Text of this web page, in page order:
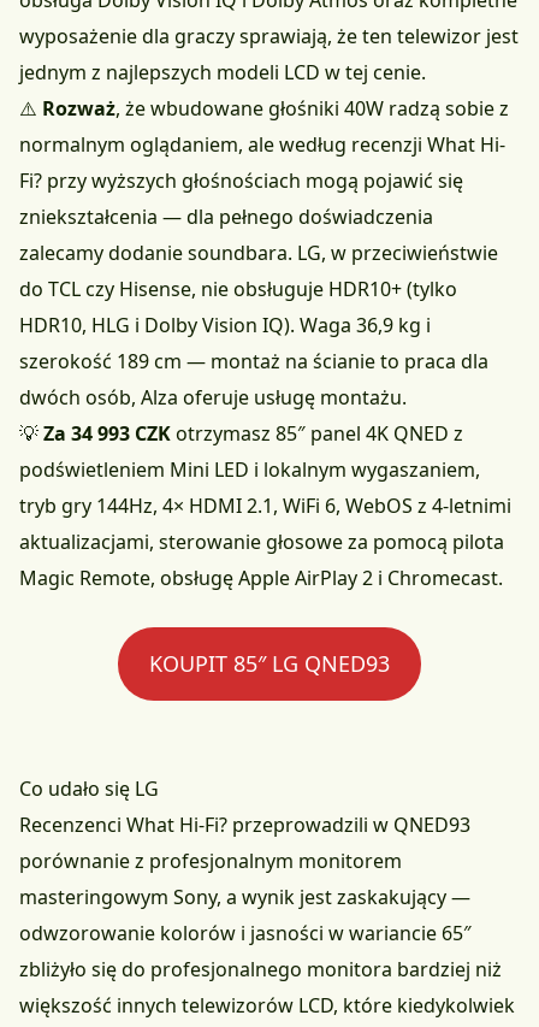
wyposażenie dla graczy sprawiają, że ten telewizor jest
jednym z najlepszych modeli LCD w tej cenie.
⚠️ Rozważ, że wbudowane głośniki 40W radzą sobie z
normalnym oglądaniem, ale według recenzji What Hi-
Fi? przy wyższych głośnościach mogą pojawić się
zniekształcenia — dla pełnego doświadczenia
zalecamy dodanie soundbara. LG, w przeciwieństwie
do TCL czy Hisense, nie obsługuje HDR10+ (tylko
HDR10, HLG i Dolby Vision IQ). Waga 36,9 kg i
szerokość 189 cm — montaż na ścianie to praca dla
dwóch osób, Alza oferuje usługę montażu.
💡Za 34 993 CZKotrzymasz 85″ panel 4K QNED z
podświetleniem Mini LED i lokalnym wygaszaniem,
tryb gry 144Hz, 4× HDMI 2.1, WiFi 6, WebOS z 4-letnimi
aktualizacjami, sterowanie głosowe za pomocą pilota
Magic Remote, obsługę Apple AirPlay 2 i Chromecast.
KOUPIT 85″ LG QNED93
Co udało się LG
Recenzenci What Hi-Fi? przeprowadzili w QNED93
porównanie z profesjonalnym monitorem
masteringowym Sony, a wynik jest zaskakujący —
odwzorowanie kolorów i jasności w wariancie 65″
zbliżyło się do profesjonalnego monitora bardziej niż
większość innych telewizorów LCD, które kiedykolwiek